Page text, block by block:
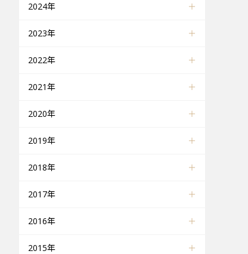
2024年
2023年
2022年
2021年
2020年
2019年
2018年
2017年
2016年
2015年